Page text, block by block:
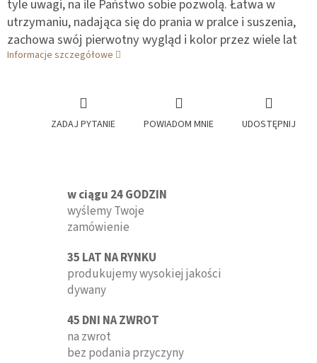
tyle uwagi, na ile Państwo sobie pozwolą. Łatwa w
utrzymaniu, nadająca się do prania w pralce i suszenia,
zachowa swój pierwotny wygląd i kolor przez wiele lat
Informacje szczegółowe
ZADAJ PYTANIE POWIADOM MNIE UDOSTĘPNIJ
w ciągu 24 GODZIN
wyślemy Twoje
zamówienie
35 LAT NA RYNKU
produkujemy wysokiej jakości
dywany
45 DNI NA ZWROT
na zwrot
bez podania przyczyny